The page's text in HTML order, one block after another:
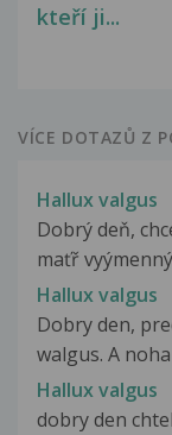
kteří ji...
VÍCE DOTAZŮ Z
Hallux valgus
Dobrý deň,
maťř
Hallux valgus
Dobry den,
walgus. A
Hallux valgus
dobry den